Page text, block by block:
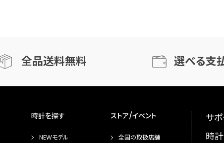
全品送料無料 選べる支
時計を探す
NEWモデル
ストア/イベント
全国の取扱店舗
サ
時